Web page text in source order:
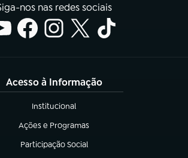
nos nas redes sociais
Acesso à Informação
Institucional
(abre em nova aba)
Ações e Programas
(abre em nova aba)
Participação Social
(abre em nova aba)